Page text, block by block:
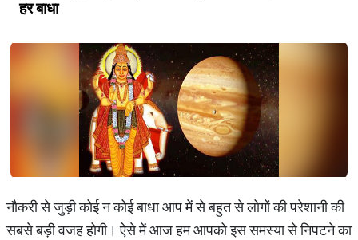
हर बाधा
नौकरी से जुड़ी कोई न कोई बाधा आप में से बहुत से लोगों की परेशानी की
सबसे बड़ी वजह होगी। ऐसे में आज हम आपको इस समस्या से निपटने का